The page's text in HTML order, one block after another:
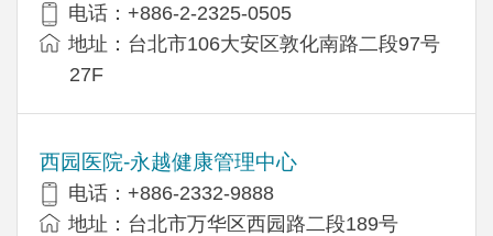
电话：+886-2-2325-0505
地址：台北市106大安区敦化南路二段97号
27F
西园医院-永越健康管理中心
电话：+886-2332-9888
地址：台北市万华区西园路二段189号